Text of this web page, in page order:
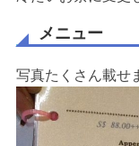
メニュー
写真たくさん載せ